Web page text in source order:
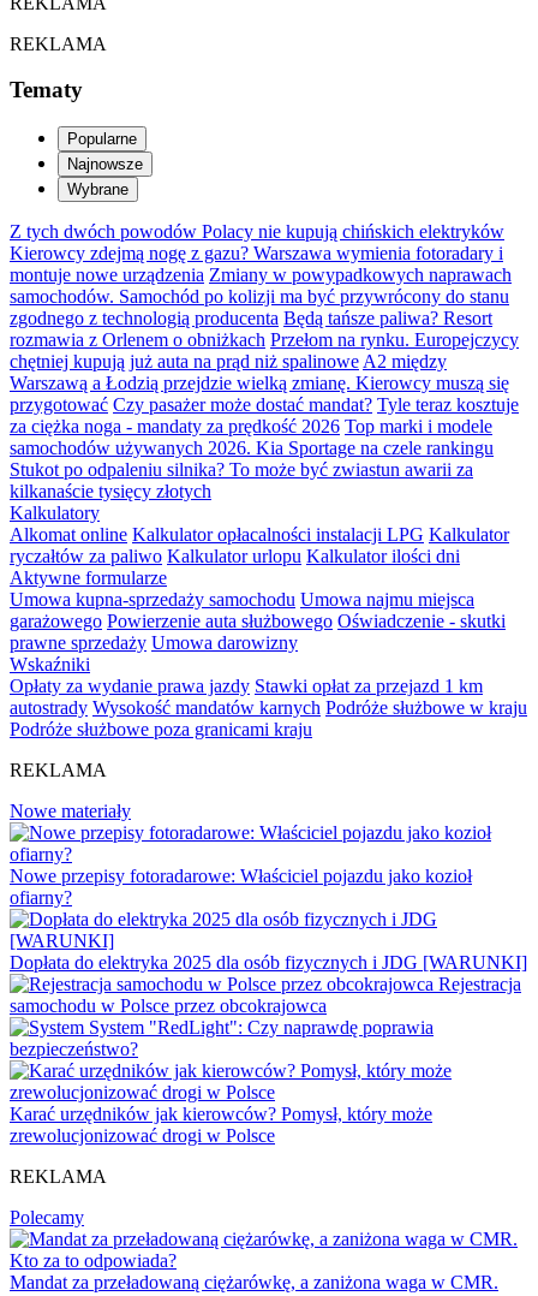
REKLAMA
Tematy
Popularne
Najnowsze
Wybrane
Z tych dwóch powodów Polacy nie kupują chińskich elektryków
Kierowcy zdejmą nogę z gazu? Warszawa wymienia fotoradary i
montuje nowe urządzenia Zmiany w powypadkowych naprawach
samochodów. Samochód po kolizji ma być przywrócony do stanu
zgodnego z technologią producenta Będą tańsze paliwa? Resort
rozmawia z Orlenem o obniżkach Przełom na rynku. Europejczycy
chętniej kupują już auta na prąd niż spalinowe A2 między
Warszawą a Łodzią przejdzie wielką zmianę. Kierowcy muszą się
przygotować Czy pasażer może dostać mandat? Tyle teraz kosztuje
za ciężka noga - mandaty za prędkość 2026 Top marki i modele
samochodów używanych 2026. Kia Sportage na czele rankingu
Stukot po odpaleniu silnika? To może być zwiastun awarii za
kilkanaście tysięcy złotych
Kalkulatory
Alkomat online Kalkulator opłacalności instalacji LPG Kalkulator
ryczałtów za paliwo Kalkulator urlopu Kalkulator ilości dni
Aktywne formularze
Umowa kupna-sprzedaży samochodu Umowa najmu miejsca
garażowego Powierzenie auta służbowego Oświadczenie - skutki
prawne sprzedaży Umowa darowizny
Wskaźniki
Opłaty za wydanie prawa jazdy Stawki opłat za przejazd 1 km
autostrady Wysokość mandatów karnych Podróże służbowe w kraju
Podróże służbowe poza granicami kraju
REKLAMA
Nowe materiały
Nowe przepisy fotoradarowe: Właściciel pojazdu jako kozioł
ofiarny?
Dopłata do elektryka 2025 dla osób fizycznych i JDG [WARUNKI]
Rejestracja
samochodu w Polsce przez obcokrajowca
System "RedLight": Czy naprawdę poprawia
bezpieczeństwo?
Karać urzędników jak kierowców? Pomysł, który może
zrewolucjonizować drogi w Polsce
REKLAMA
Polecamy
Mandat za przeładowaną ciężarówkę, a zaniżona waga w CMR.